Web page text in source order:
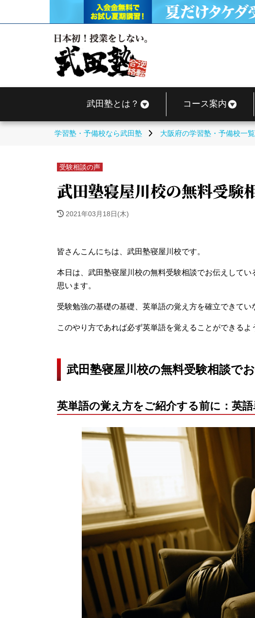
武田塾とは？ コース案内
学習塾・予備校なら武田塾 大阪府の学習塾・予備校一覧
受験相談の声
武田塾寝屋川校の無料受験
2021年03月18日(木)
皆さんこんにちは、武田塾寝屋川校です。
本日は、武田塾寝屋川校の無料受験相談でお伝えして
思います。
受験勉強の基礎の基礎、英単語の覚え方を確立できて
このやり方であれば必ず英単語を覚えることができるよ
武田塾寝屋川校の無料受験相談で
英単語の覚え方をご紹介する前に：英